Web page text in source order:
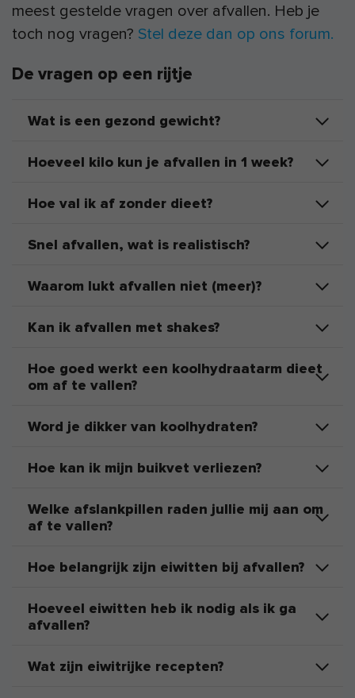
meest gestelde vragen over afvallen. Heb je
toch nog vragen? Stel deze dan op ons forum.
De vragen op een rijtje
Wat is een gezond gewicht?
Hoeveel kilo kun je afvallen in 1 week?
Hoe val ik af zonder dieet?
Snel afvallen, wat is realistisch?
Waarom lukt afvallen niet (meer)?
Kan ik afvallen met shakes?
Hoe goed werkt een koolhydraatarm dieet
om af te vallen?
Word je dikker van koolhydraten?
Hoe kan ik mijn buikvet verliezen?
Welke afslankpillen raden jullie mij aan om
af te vallen?
Hoe belangrijk zijn eiwitten bij afvallen?
Hoeveel eiwitten heb ik nodig als ik ga
afvallen?
Wat zijn eiwitrijke recepten?